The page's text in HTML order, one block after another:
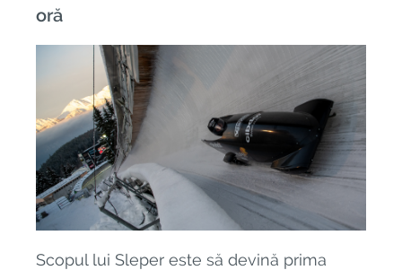
oră
Scopul lui Sleper este să devină prima